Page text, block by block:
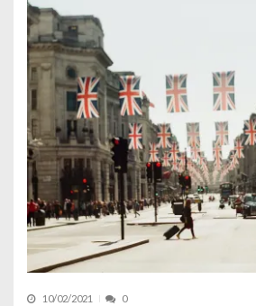
10/02/2021 0